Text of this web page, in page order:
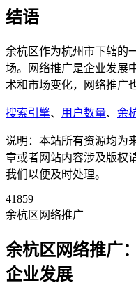
结语
余杭区作为杭州市下辖的
场。网络推广是企业发展
术和市场变化，网络推广
搜索引擎、 用户数量、 余
说明：本站所有资源均为
章或者网站内容涉及版权
我们以便及时处理。
41859
余杭区网络推广
余杭区网络推广
企业发展